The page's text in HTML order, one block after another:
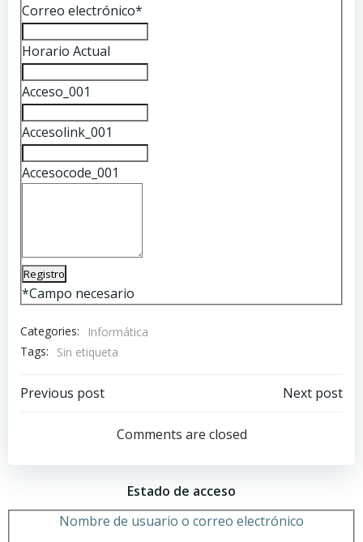
Correo electrónico*
Horario Actual
Acceso_001
Accesolink_001
Accesocode_001
*Campo necesario
Categories:
Informática
Tags:
Sin etiqueta
Navegación
las
entradas
Previous post
Navegación
por
las
entradas
Next post
Comments are closed
Estado de acceso
Nombre de usuario o correo electrónico